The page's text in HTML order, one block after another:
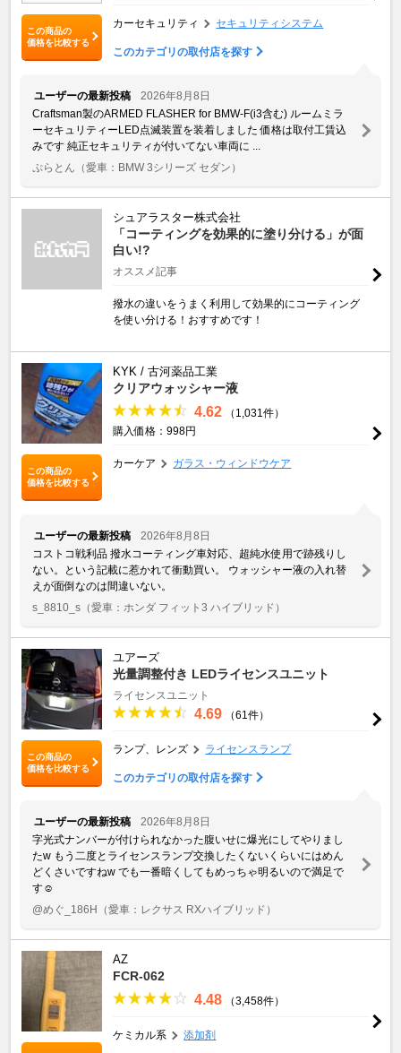
この商品の
価格を比較する
カーセキュリティ セキュリティシステム
このカテゴリの取付店を探す
ユーザーの最新投稿
2026年8月8日
Craftsman製のARMED FLASHER for BMW-F(i3含む) ルームミラ
ーセキュリティーLED点滅装置を装着しました 価格は取付工賃込
みです 純正セキュリティが付いてない車両に ...
ぷらとん （愛車：BMW 3シリーズ セダン）
シュアラスター株式会社
「コーティングを効果的に塗り分ける」が面
白い!?
オススメ記事
撥水の違いをうまく利用して効果的にコーティング
を使い分ける！おすすめです！
この商品の
価格を比較する
KYK / 古河薬品工業
クリアウォッシャー液
4.62
（1,031件）
購入価格：998円
カーケア ガラス・ウィンドウケア
ユーザーの最新投稿
2026年8月8日
コストコ戦利品 撥水コーティング車対応、超純水使用で跡残りし
ない。という記載に惹かれて衝動買い。 ウォッシャー液の入れ替
えが面倒なのは間違いない。
s_8810_s （愛車：ホンダ フィット3 ハイブリッド）
この商品の
価格を比較する
ユアーズ
光量調整付き LEDライセンスユニット
ライセンスユニット
4.69 （61件）
ランプ、レンズ ライセンスランプ
このカテゴリの取付店を探す
ユーザーの最新投稿
2026年8月8日
字光式ナンバーが付けられなかった腹いせに爆光にしてやりまし
た‪w もう二度とライセンスランプ交換したくないくらいにはめん
どくさいですね‪w でも一番暗くしてもめっちゃ明るいので満足で
す☺️
@めぐ_186H （愛車：レクサス RXハイブリッド）
AZ
FCR-062
4.48 （3,458件）
ケミカル系 添加剤